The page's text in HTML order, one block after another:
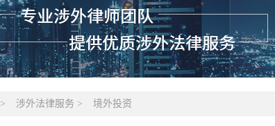
> 涉外法律服务 > 境外投资